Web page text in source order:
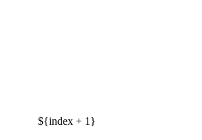
${index + 1}